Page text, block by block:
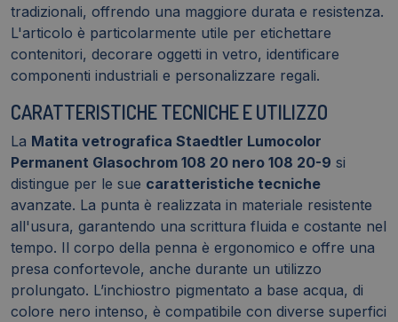
tradizionali, offrendo una maggiore durata e resistenza.
L'articolo è particolarmente utile per etichettare
contenitori, decorare oggetti in vetro, identificare
componenti industriali e personalizzare regali.
CARATTERISTICHE TECNICHE E UTILIZZO
La Matita vetrografica Staedtler Lumocolor
Permanent Glasochrom 108 20 nero 108 20-9 si
distingue per le sue caratteristiche tecniche
avanzate. La punta è realizzata in materiale resistente
all'usura, garantendo una scrittura fluida e costante nel
tempo. Il corpo della penna è ergonomico e offre una
presa confortevole, anche durante un utilizzo
prolungato. L’inchiostro pigmentato a base acqua, di
colore nero intenso, è compatibile con diverse superfici